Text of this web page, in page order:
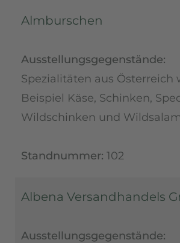
Almburschen
Ausstellungsgegenstände:
Spezialitäten aus Österreich
Beispiel Käse, Schinken,
Wildschinken und
Standnummer: 102
Albena Versandhandels
Ausstellungsgegenstände: